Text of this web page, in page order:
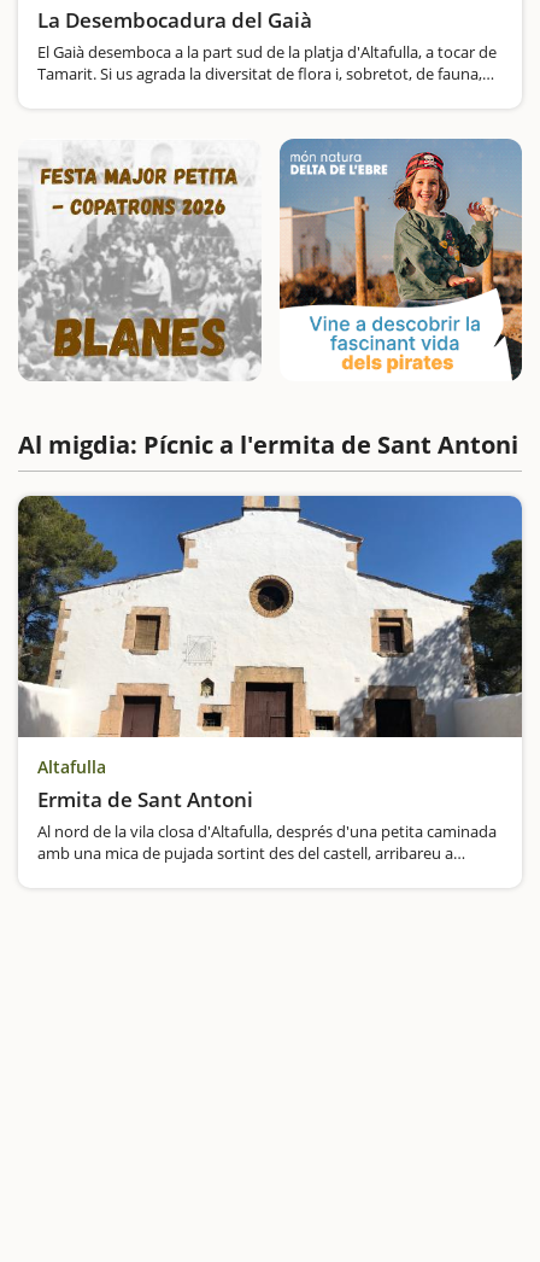
La Desembocadura del Gaià
El Gaià desemboca a la part sud de la platja d'Altafulla, a tocar de
Tamarit. Si us agrada la diversitat de flora i, sobretot, de fauna,
Al migdia: Pícnic a l'ermita de Sant Antoni
Altafulla
Ermita de Sant Antoni
Al nord de la vila closa d'Altafulla, després d'una petita caminada
amb una mica de pujada sortint des del castell, arribareu a